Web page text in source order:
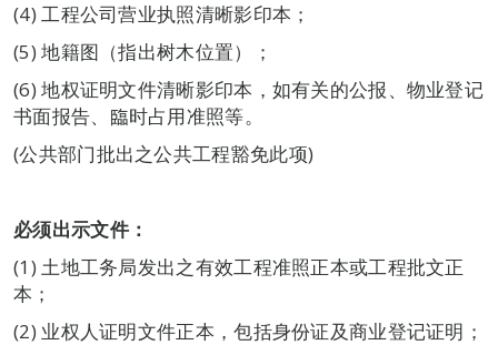
(4) 工程公司营业执照清晰影印本；
(5) 地籍图（指出树木位置）；
(6) 地权证明文件清晰影印本，如有关的公报、物业登记
书面报告、臨时占用准照等。
(公共部门批出之公共工程豁免此项)
必须出示文件：
(1) 土地工务局发出之有效工程准照正本或工程批文正
本；
(2) 业权人证明文件正本，包括身份证及商业登记证明；